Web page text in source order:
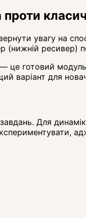
увагу на
(нижній ресивер)
— це готовий
варіант для
Для